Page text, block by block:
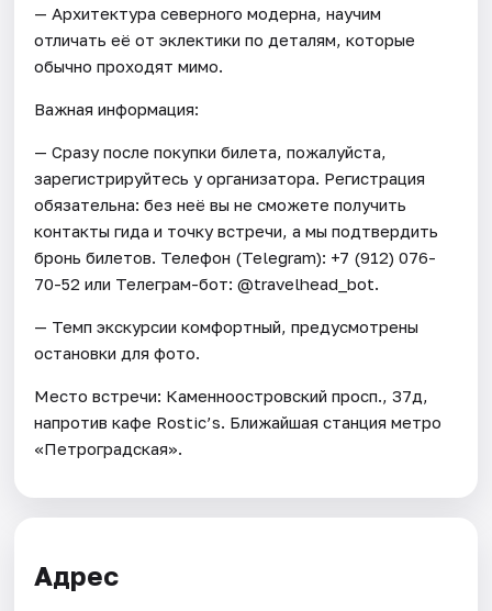
— Архитектура северного модерна, научим
отличать её от эклектики по деталям, которые
обычно проходят мимо.
Важная информация:
— Сразу после покупки билета, пожалуйста,
зарегистрируйтесь у организатора. Регистрация
обязательна: без неё вы не сможете получить
контакты гида и точку встречи, а мы подтвердить
бронь билетов. Телефон (Telegram): +7 (912) 076-
70-52 или Телеграм-бот: @travelhead_bot.
— Темп экскурсии комфортный, предусмотрены
остановки для фото.
Место встречи: Каменноостровский просп., 37д,
напротив кафе Rostic’s. Ближайшая станция метро
«Петроградская».
Адрес